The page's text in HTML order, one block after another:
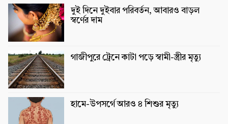
দুই দিনে দুইবার পরিবর্তন, আবারও বাড়ল
স্বর্ণের দাম
গাজীপুরে ট্রেনে কাটা পড়ে স্বামী-স্ত্রীর মৃত্যু
হামে-উপসর্গে আরও ৪ শিশুর মৃত্যু